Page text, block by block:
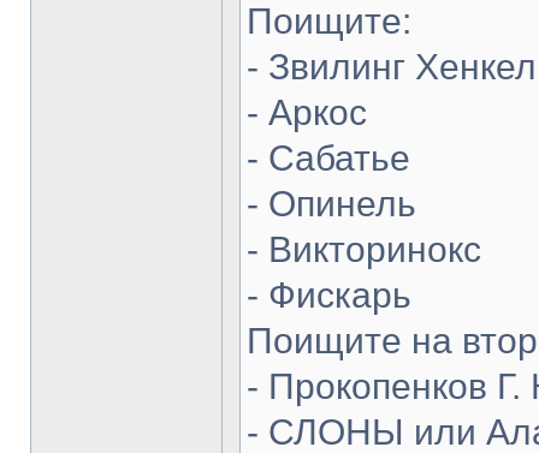
Поищите:
- Звилинг
- Аркос
- Сабатье
- Опинель
- Викторинокс
- Фискарь
Поищите на
- Прокопенков Г.
- СЛОНЫ или